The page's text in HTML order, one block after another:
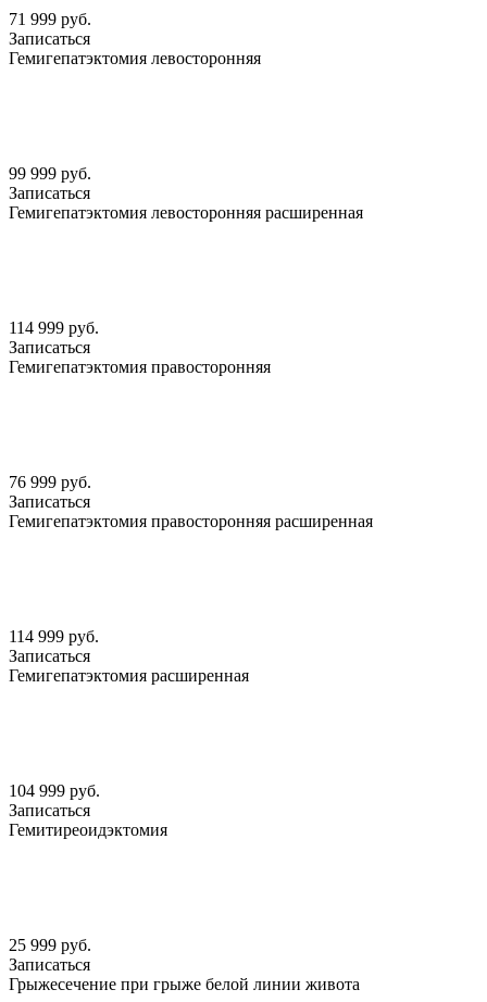
71 999 руб.
Записаться
Гемигепатэктомия левосторонняя
99 999 руб.
Записаться
Гемигепатэктомия левосторонняя расширенная
114 999 руб.
Записаться
Гемигепатэктомия правосторонняя
76 999 руб.
Записаться
Гемигепатэктомия правосторонняя расширенная
114 999 руб.
Записаться
Гемигепатэктомия расширенная
104 999 руб.
Записаться
Гемитиреоидэктомия
25 999 руб.
Записаться
Грыжесечение при грыже белой линии живота